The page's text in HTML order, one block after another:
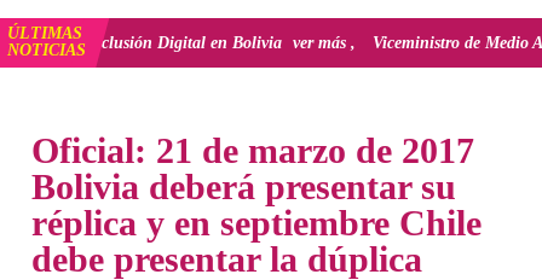
ÚLTIMAS
NOTICIAS
la inclusión Digital en Bolivia ver más Viceministro de Medio
Oficial: 21 de marzo de 2017
Bolivia deberá presentar su
réplica y en septiembre Chile
debe presentar la dúplica